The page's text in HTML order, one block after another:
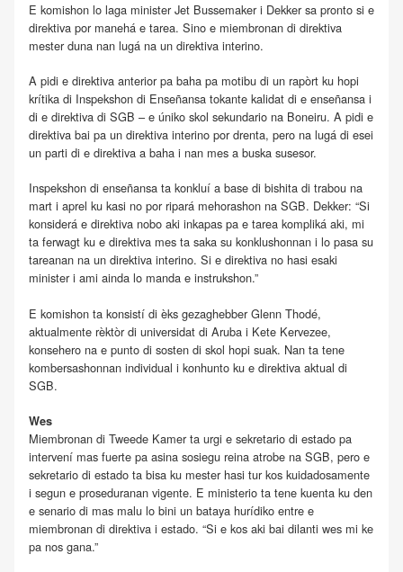
E komishon lo laga minister Jet Bussemaker i Dekker sa pronto si e
direktiva por manehá e tarea. Sino e miembronan di direktiva
mester duna nan lugá na un direktiva interino.
A pidi e direktiva anterior pa baha pa motibu di un rapòrt ku hopi
krítika di Inspekshon di Enseñansa tokante kalidat di e enseñansa i
di e direktiva di SGB – e úniko skol sekundario na Boneiru. A pidi e
direktiva bai pa un direktiva interino por drenta, pero na lugá di esei
un parti di e direktiva a baha i nan mes a buska susesor.
Inspekshon di enseñansa ta konkluí a base di bishita di trabou na
mart i aprel ku kasi no por ripará mehorashon na SGB. Dekker: “Si
konsiderá e direktiva nobo aki inkapas pa e tarea kompliká aki, mi
ta ferwagt ku e direktiva mes ta saka su konklushonnan i lo pasa su
tareanan na un direktiva interino. Si e direktiva no hasi esaki
minister i ami ainda lo manda e instrukshon.”
E komishon ta konsistí di èks gezaghebber Glenn Thodé,
aktualmente rèktòr di universidat di Aruba i Kete Kervezee,
konsehero na e punto di sosten di skol hopi suak. Nan ta tene
kombersashonnan individual i konhunto ku e direktiva aktual di
SGB.
Wes
Miembronan di Tweede Kamer ta urgi e sekretario di estado pa
intervení mas fuerte pa asina sosiegu reina atrobe na SGB, pero e
sekretario di estado ta bisa ku mester hasi tur kos kuidadosamente
i segun e proseduranan vigente. E ministerio ta tene kuenta ku den
e senario di mas malu lo bini un bataya hurídiko entre e
miembronan di direktiva i estado. “Si e kos aki bai dilanti wes mi ke
pa nos gana.”